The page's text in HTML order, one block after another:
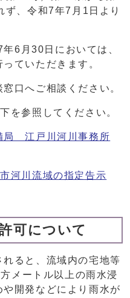
ず、令和7年7月1日より
6月30日においては、
ていただきます。
口へご相談ください。
を参照してください。
局 江戸川河川事務所
河川流域の指定告示
可について
ると、流域内の宅地等
メートル以上の雨水浸
開発などにより雨水が